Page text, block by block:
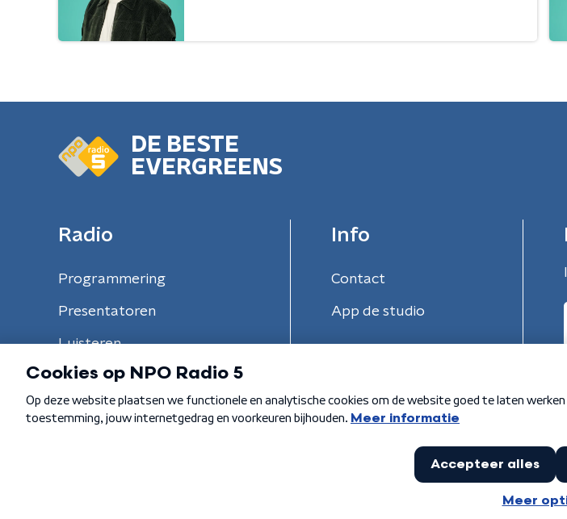
DE BESTE
EVERGREENS
Radio
Programmering
Presentatoren
Luisteren
Info
Contact
App de studio
Algemene voorwaarden Privacybeleid